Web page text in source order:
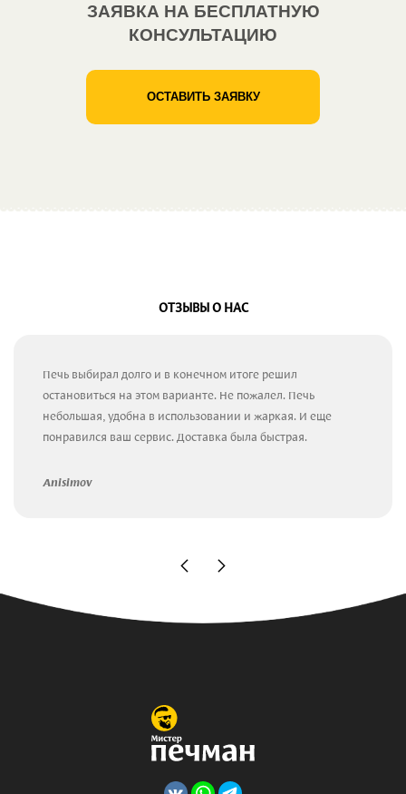
ЗАЯВКА НА БЕСПЛАТНУЮ
КОНСУЛЬТАЦИЮ
ОСТАВИТЬ ЗАЯВКУ
ОТЗЫВЫ О НАС
Печь выбирал долго и в конечном итоге решил
остановиться на этом варианте. Не пожалел. Печь
небольшая, удобна в использовании и жаркая. И еще
понравился ваш сервис. Доставка была быстрая.
Anisimov